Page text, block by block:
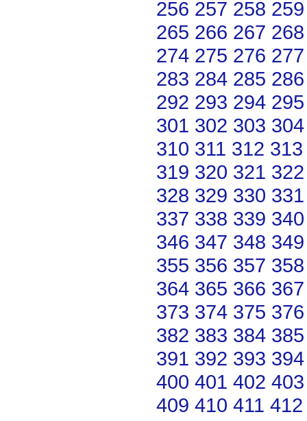
256 257 258 259
265 266 267 268
274 275 276 277
283 284 285 286
292 293 294 295
301 302 303 304
310 311 312 313
319 320 321 322
328 329 330 331
337 338 339 340
346 347 348 349
355 356 357 358
364 365 366 367
373 374 375 376
382 383 384 385
391 392 393 394
400 401 402 403
409 410 411 412